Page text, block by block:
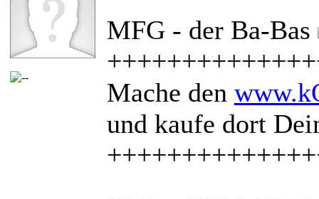
MFG - der Ba-Bas
Mache den
und kaufe dort